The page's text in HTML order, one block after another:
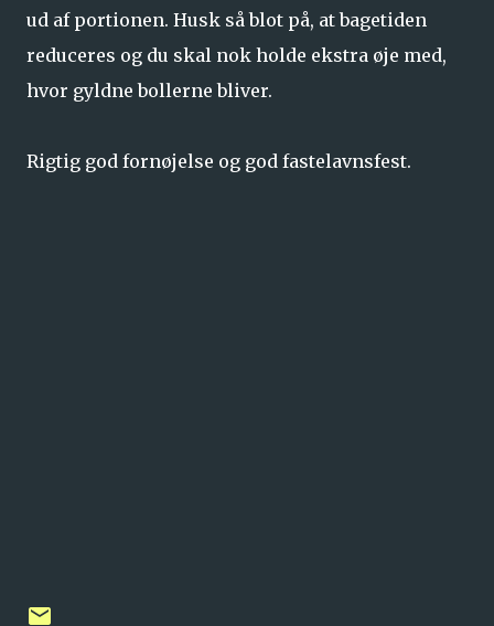
ud af portionen. Husk så blot på, at bagetiden
reduceres og du skal nok holde ekstra øje med,
hvor gyldne bollerne bliver.
Rigtig god fornøjelse og god fastelavnsfest.